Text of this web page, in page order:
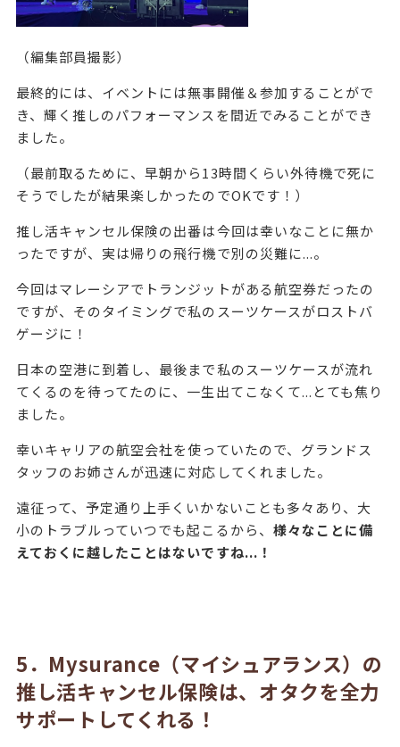
（編集部員撮影）
最終的には、イベントには無事開催＆参加することがで
き、輝く推しのパフォーマンスを間近でみることができ
ました。
（最前取るために、早朝から13時間くらい外待機で死に
そうでしたが結果楽しかったのでOKです！）
推し活キャンセル保険の出番は今回は幸いなことに無か
ったですが、実は帰りの飛行機で別の災難に...。
今回はマレーシアでトランジットがある航空券だったの
ですが、そのタイミングで私のスーツケースがロストバ
ゲージに！
日本の空港に到着し、最後まで私のスーツケースが流れ
てくるのを待ってたのに、一生出てこなくて...とても焦り
ました。
幸いキャリアの航空会社を使っていたので、グランドス
タッフのお姉さんが迅速に対応してくれました。
遠征って、予定通り上手くいかないことも多々あり、大
小のトラブルっていつでも起こるから、 様々なことに備
えておくに越したことはないですね...！
5．Mysurance（マイシュアランス）の
推し活キャンセル保険は、オタクを全力
サポートしてくれる！